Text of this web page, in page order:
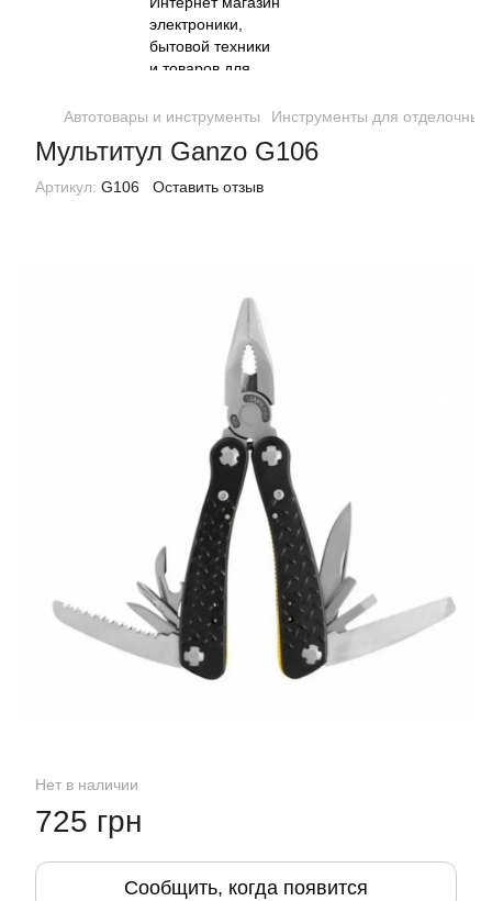
Автотовары и инструменты Инструменты для отделочных
Мультитул Ganzo G106
Артикул: G106 Оставить отзыв
Нет в наличии
725 грн
Сообщить, когда появится